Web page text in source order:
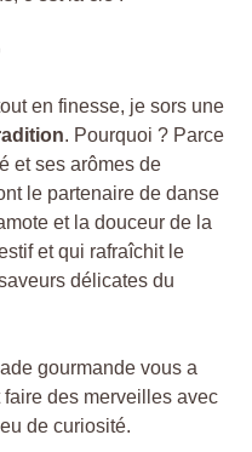
en finesse, je sors une
. Pourquoi ? Parce
et ses arômes de
le partenaire de danse
et la douceur de la
et qui rafraîchit le
délicates du
gourmande vous a
faire des merveilles avec
de curiosité.